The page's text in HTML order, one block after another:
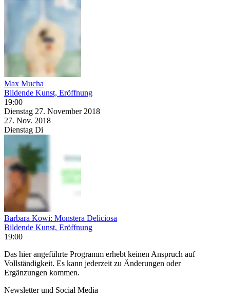
Max Mucha
Bildende Kunst, Eröffnung
19:00
Dienstag 27. November 2018
27. Nov. 2018
Dienstag Di
Barbara Kowi: Monstera Deliciosa
Bildende Kunst, Eröffnung
19:00
Das hier angeführte Programm erhebt keinen Anspruch auf
Vollständigkeit. Es kann jederzeit zu Änderungen oder
Ergänzungen kommen.
Newsletter und Social Media